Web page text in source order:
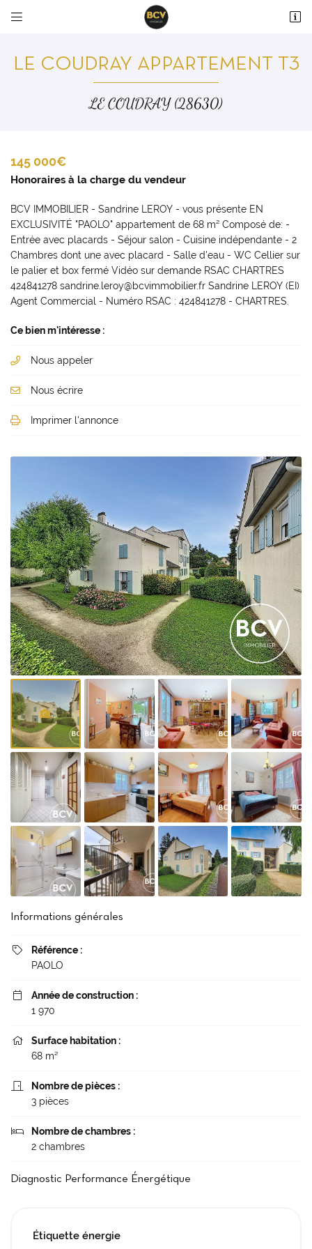
 
36 avenue du Maréchal Maunoury
02 37 99 93 28
 Adresse email de réception
En cochant cette case, vous consentez à recevoir nos propositions commerciales à
l'adresse email indiqué ci-dessus. Vous pouvez vous désinscrire à tout moment en
le formulaire de désinscription
INSCRIPTION
LE COUDRAY APPARTEMENT T3
LE COUDRAY (28630)
145 000€
Honoraires à la charge du vendeur
BCV IMMOBILIER - Sandrine LEROY - vous présente EN
EXCLUSIVITÉ "PAOLO" appartement de 68 m² Composé de: -
Entrée avec placards - Séjour salon - Cuisine indépendante - 2
Chambres dont une avec placard - Salle d'eau - WC Cellier sur
le palier et box fermé Vidéo sur demande RSAC CHARTRES
424841278 sandrine.leroy@bcvimmobilier.fr Sandrine LEROY (EI)
Agent Commercial - Numéro RSAC : 424841278 - CHARTRES.
Ce bien m'intéresse :
Nous appeler
Nous écrire
Imprimer l'annonce
Informations générales

Référence :
PAOLO

Année de construction :
1 970

Surface habitation :
68 m²

Nombre de pièces :
3 pièces

Nombre de chambres :
2 chambres
Diagnostic Performance Énergétique
Étiquette énergie